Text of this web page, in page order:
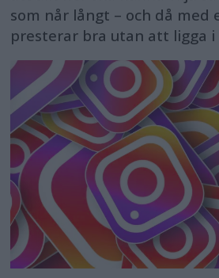
som når långt – och då med
presterar bra utan att ligga